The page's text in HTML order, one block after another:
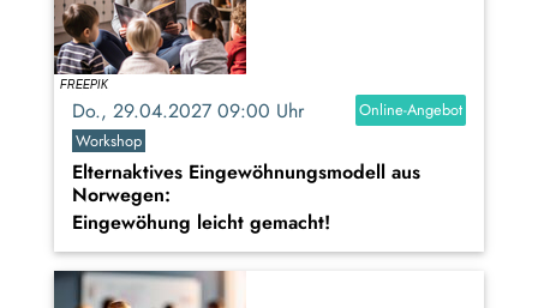
Do., 29.04.2027 09:00 Uhr
Online-Angebot
Workshop
Elternaktives Eingewöhnungsmodell aus
Norwegen:
Eingewöhung leicht gemacht!